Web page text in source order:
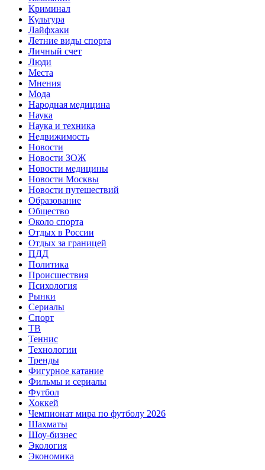
Криминал
Культура
Лайфхаки
Летние виды спорта
Личный счет
Люди
Места
Мнения
Мода
Народная медицина
Наука
Наука и техника
Недвижимость
Новости
Новости ЗОЖ
Новости медицины
Новости Москвы
Новости путешествий
Образование
Общество
Около спорта
Отдых в России
Отдых за границей
ПДД
Политика
Происшествия
Психология
Рынки
Сериалы
Спорт
ТВ
Теннис
Технологии
Тренды
Фигурное катание
Фильмы и сериалы
Футбол
Хоккей
Чемпионат мира по футболу 2026
Шахматы
Шоу-бизнес
Экология
Экономика